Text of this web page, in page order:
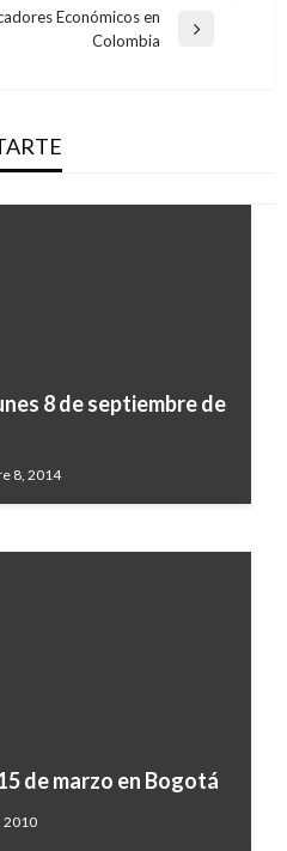
Económicos en
Colombia
8 de septiembre de
8, 2014
10 de abril en
de marzo en Bogotá
2010